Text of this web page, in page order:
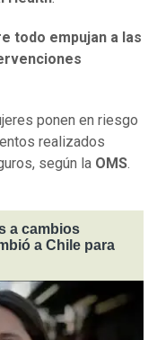
todo empujan a las
ponen en riesgo
realizados
según la OMS.
a cambios
a Chile para